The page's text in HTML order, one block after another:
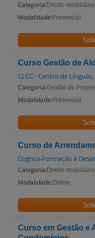
Categoria: Direito Imobiliário
Modalidade: Presencial
Curso Gestão de
CLCC - Centro de
Categoria:Gestão de
Modalidade: Presencial
Curso de
Cognos-Formação e
Categoria: Direito Imobiliário
Modalidade:Online
Curso em Gestão e